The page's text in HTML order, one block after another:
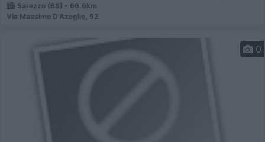
Sarezzo (BS) - 66.6km
Via Massimo D'Azeglio, 52
0